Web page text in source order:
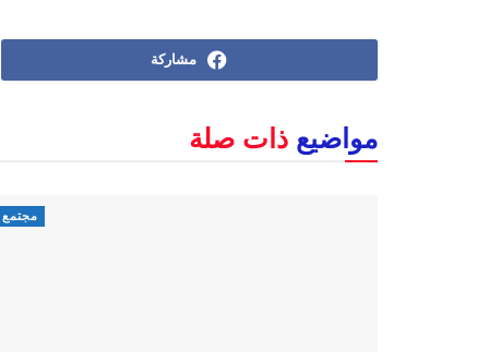
مشاركة
مواضيع ذات صلة
مجتمع